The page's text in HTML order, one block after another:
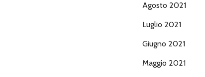
Agosto 2021
Luglio 2021
Giugno 2021
Maggio 2021